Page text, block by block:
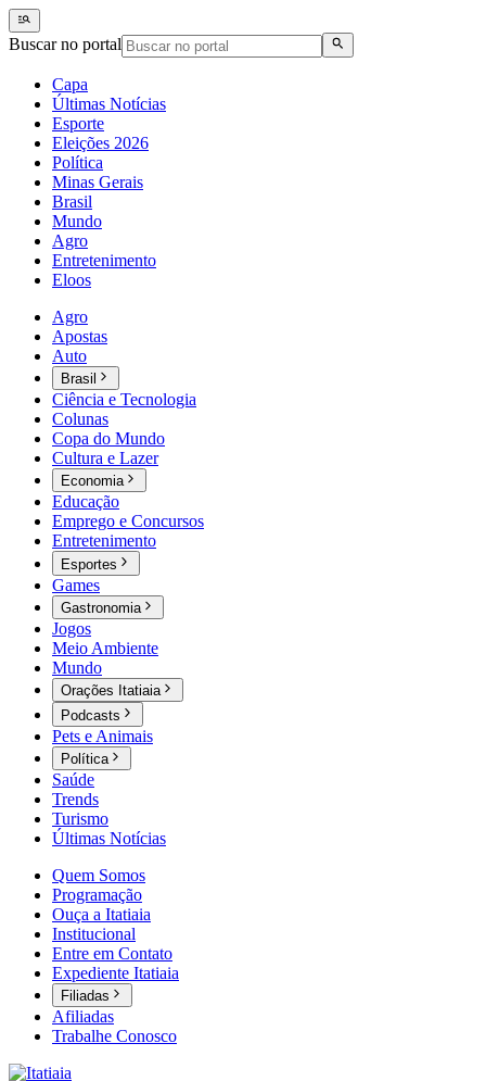
Buscar no portal
Capa
Últimas Notícias
Esporte
Eleições 2026
Política
Minas Gerais
Brasil
Mundo
Agro
Entretenimento
Eloos
Agro
Apostas
Auto
Brasil
Ciência e Tecnologia
Colunas
Copa do Mundo
Cultura e Lazer
Economia
Educação
Emprego e Concursos
Entretenimento
Esportes
Games
Gastronomia
Jogos
Meio Ambiente
Mundo
Orações Itatiaia
Podcasts
Pets e Animais
Política
Saúde
Trends
Turismo
Últimas Notícias
Quem Somos
Programação
Ouça a Itatiaia
Institucional
Entre em Contato
Expediente Itatiaia
Filiadas
Afiliadas
Trabalhe Conosco